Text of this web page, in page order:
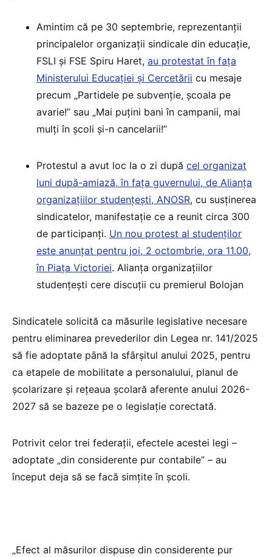
Amintim că pe 30 septembrie, reprezentanții
principalelor organizații sindicale din educație,
FSLI și FSE Spiru Haret, au protestat în fața
Ministerului Educației și Cercetării cu mesaje
precum „Partidele pe subvenție, școala pe
avarie!” sau „Mai puțini bani în campanii, mai
mulți în școli și-n cancelarii!”
Protestul a avut loc la o zi după cel organizat
luni după-amiază, în fața guvernului, de Alianța
organizațiilor studențești, ANOSR, cu susținerea
sindicatelor, manifestație ce a reunit circa 300
de participanți. Un nou protest al studenților
este anunțat pentru joi, 2 octombrie, ora 11.00,
în Piața Victoriei. Alianța organizațiilor
studențești cere discuții cu premierul Bolojan
Sindicatele solicită ca măsurile legislative necesare
pentru eliminarea prevederilor din Legea nr. 141/2025
să fie adoptate până la sfârșitul anului 2025, pentru
ca etapele de mobilitate a personalului, planul de
școlarizare și rețeaua școlară aferente anului 2026-
2027 să se bazeze pe o legislație corectată.
Potrivit celor trei federații, efectele acestei legi –
adoptate „din considerente pur contabile” – au
început deja să se facă simțite în școli.
„Efect al măsurilor dispuse din considerente pur